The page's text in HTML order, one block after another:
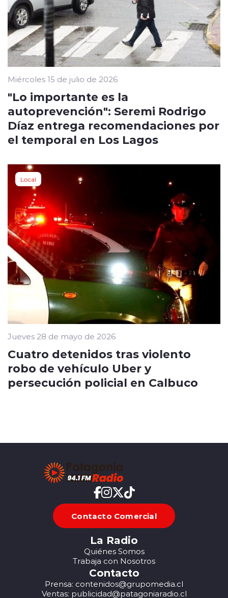
Miércoles 15 de julio de 2026
"Lo importante es la
autoprevención": Seremi Rodrigo
Díaz entrega recomendaciones por
el temporal en Los Lagos
Local
Jueves 28 de mayo de 2026
Cuatro detenidos tras violento
robo de vehículo Uber y
persecución policial en Calbuco
Contacto Comercial
La Radio
Quiénes Somos
Trabaja con Nosotros
Contacto
Prensa: contenidos@grupomedia.cl
Ventas: publicidad@patagoniaradio.cl